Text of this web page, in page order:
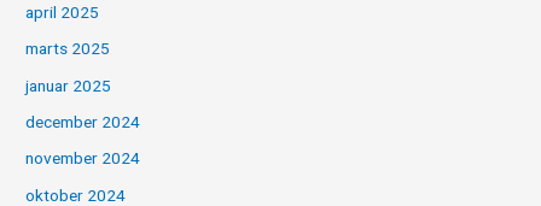
april 2025
marts 2025
januar 2025
december 2024
november 2024
oktober 2024